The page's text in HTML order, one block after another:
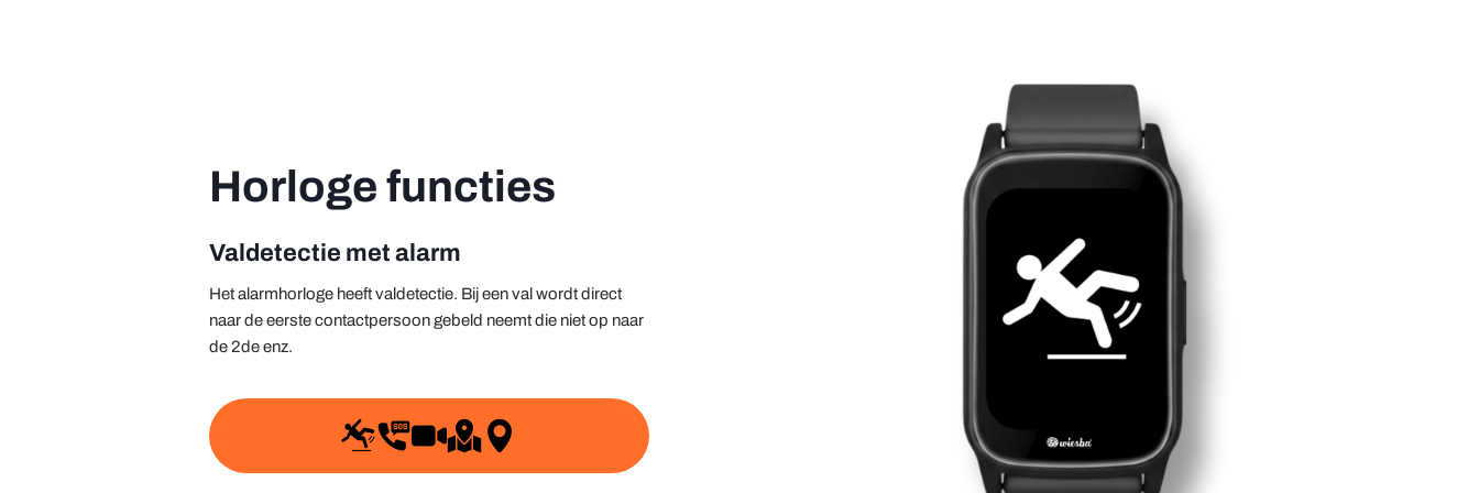
Horloge functies
Valdetectie met alarm
Het alarmhorloge heeft valdetectie. Bij een val wordt direct
naar de eerste contactpersoon gebeld neemt die niet op naar
de 2de enz.